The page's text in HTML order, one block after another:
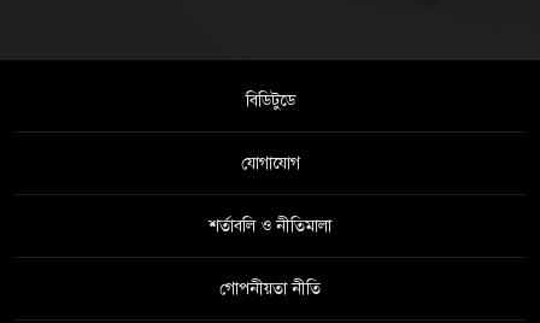
বিডিটুডে
যোগাযোগ
শর্তাবলি ও নীতিমালা
গোপনীয়তা নীতি